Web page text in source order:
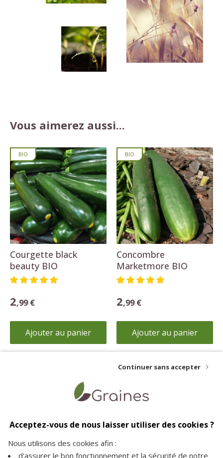
Vous aimerez aussi...
BIO
Courgette black
beauty BIO
2,99 €
Ajouter au panier
BIO
Concombre
Marketmore BIO
2,99 €
Ajouter au panier
dès 35€ d'achat
vos achats en toute
sécurité sur notre site
à votre écoute pour plus
d'informations
Continuer sans accepter
Acceptez-vous de nous laisser utiliser des cookies ?
Nous utilisons des cookies afin :
d'assurer le bon fonctionnement et la sécurité de notre